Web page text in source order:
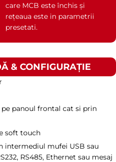
care MCB este închis și
rețeaua este in parametrii
presetati.
& CONFIGURAȚIE
panoul frontal cat si prin
soft touch
intermediul mufei USB sau
RS485, Ethernet sau mesaj